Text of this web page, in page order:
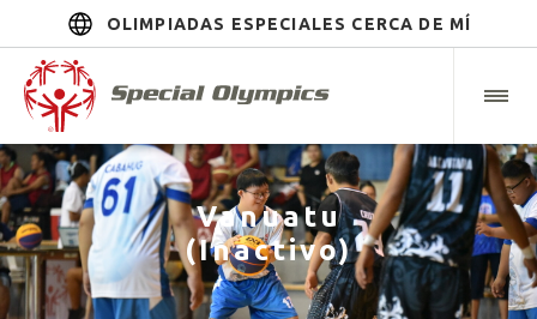
OLIMPIADAS ESPECIALES CERCA DE MÍ
Vanuatu
(Inactivo)